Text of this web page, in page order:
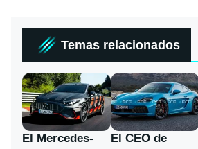
Temas relacionados
El Mercedes-
El CEO de